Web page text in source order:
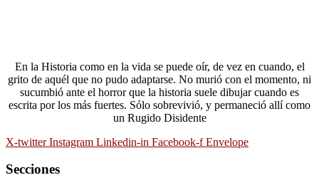
En la Historia como en la vida se puede oír, de vez en cuando, el
grito de aquél que no pudo adaptarse. No murió con el momento, ni
sucumbió ante el horror que la historia suele dibujar cuando es
escrita por los más fuertes. Sólo sobrevivió, y permaneció allí como
un Rugido Disidente
X-twitter Instagram Linkedin-in Facebook-f Envelope
Secciones